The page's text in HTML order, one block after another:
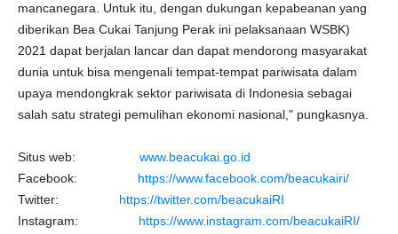
mancanegara. Untuk itu, dengan dukungan kepabeanan yang
diberikan Bea Cukai Tanjung Perak ini pelaksanaan WSBK)
2021 dapat berjalan lancar dan dapat mendorong masyarakat
dunia untuk bisa mengenali tempat-tempat pariwisata dalam
upaya mendongkrak sektor pariwisata di Indonesia sebagai
salah satu strategi pemulihan ekonomi nasional," pungkasnya.
Situs web: www.beacukai.go.id
Facebook: https://www.facebook.com/beacukairi/
Twitter: https://twitter.com/beacukaiRI
Instagram: https://www.instagram.com/beacukaiRI/